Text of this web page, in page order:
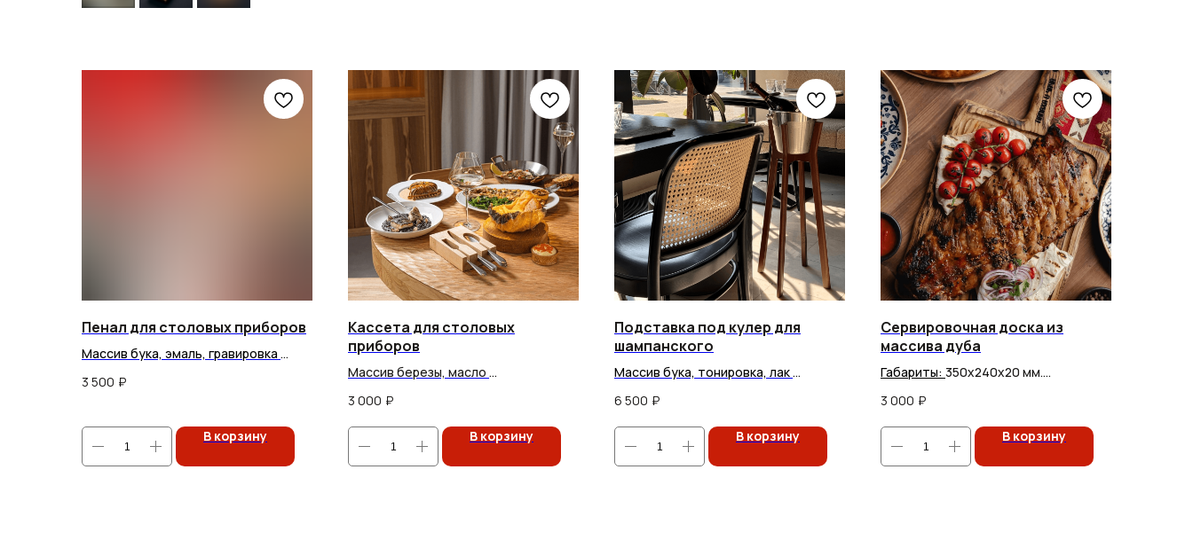
Пенал для столовых приборов
Массив бука, эмаль, гравировка
3 500 ₽
В корзину
Кассета для столовых
приборов
Массив березы, масло
3 000 ₽
В корзину
Подставка под кулер для
шампанского
Массив бука, тонировка, лак
6 500 ₽
В корзину
Сервировочная доска из
массива дуба
Габариты: 350х240х20 мм.
3 000 ₽
В корзину